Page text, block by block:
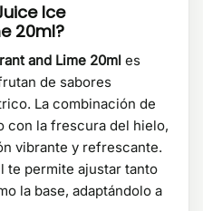
Ice
20ml?
and Lime 20ml es
de sabores
La combinación de
con la frescura del hielo,
vibrante y refrescante.
te permite ajustar tanto
la base, adaptándolo a